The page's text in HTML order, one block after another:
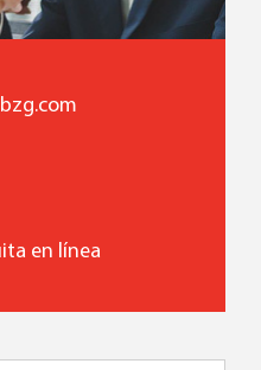
en línea